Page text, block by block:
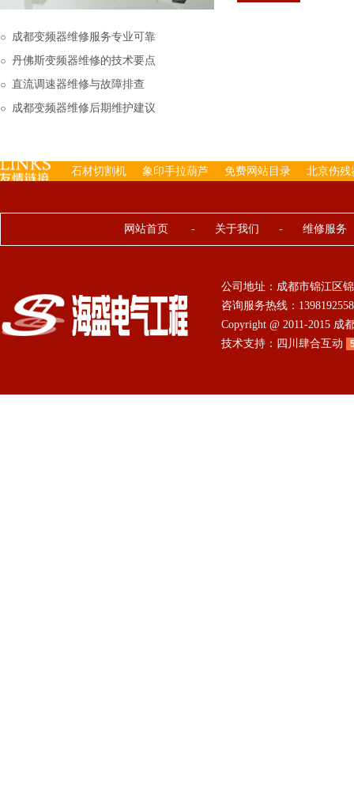
下来的，机内已经存有
成都变频器维修服务专业可靠
丹佛斯变频器维修的技术要点
直流调速器维修与故障排查
成都变频器维修后期维护建议
石材切割机 象印手拉葫芦 免费网站目录 北京伤残
网站首页 - 关于我们 - 维修服务
公司地址：成都市锦江区
咨询服务热线：
Copyright @ 2011-2015
技术支持： 四川肆合互动